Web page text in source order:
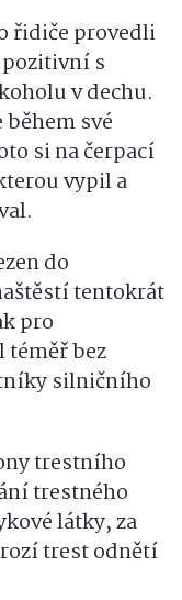
řidiče provedli
s
v dechu.
své
si na čerpací
vypil a
do
tentokrát
pro
téměř bez
silničního
trestního
trestného
látky, za
trest odnětí